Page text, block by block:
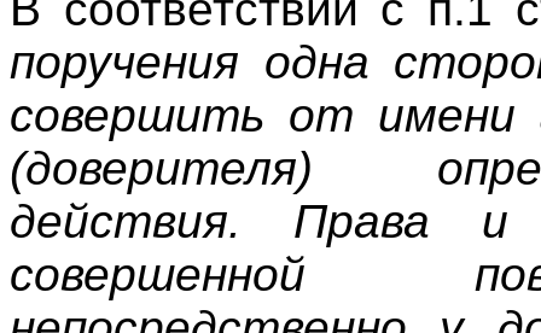
поручения одна
совершить от имени
(доверителя)
действия. Права и
совершенной